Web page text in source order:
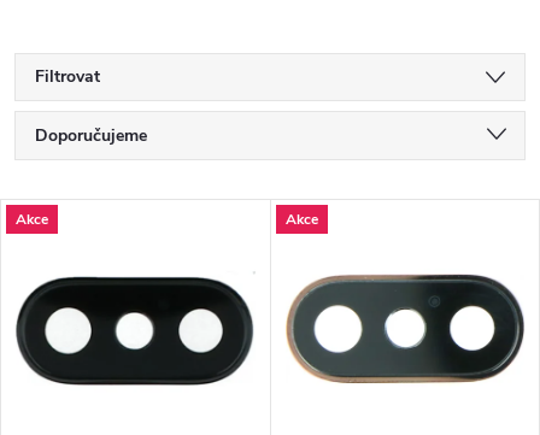
Filtrovat
Ř
a
e
n
Doporučujeme
Nejdražší
Nejprodávanější
Abecedně
V
ý
p
Akce Akce